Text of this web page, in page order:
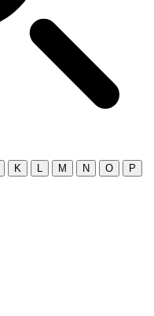
K M N O
P